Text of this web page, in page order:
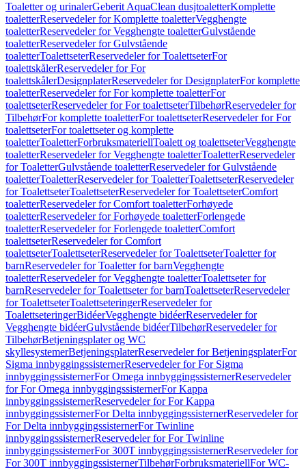
Toaletter og urinalerGeberit AquaClean dusjtoaletterKomplette
toaletterReservedeler for Komplette toaletterVegghengte
toaletterReservedeler for Vegghengte toaletterGulvstående
toaletterReservedeler for Gulvstående
toaletterToalettseterReservedeler for ToalettseterFor
toalettskålerReservedeler for For
toalettskålerDesignplaterReservedeler for DesignplaterFor komplette
toaletterReservedeler for For komplette toaletterFor
toalettseterReservedeler for For toalettseterTilbehørReservedeler for
TilbehørFor komplette toaletterFor toalettseterReservedeler for For
toalettseterFor toalettseter og komplette
toaletterToaletterForbruksmateriellToalett og toalettseterVegghengte
toaletterReservedeler for Vegghengte toaletterToaletterReservedeler
for ToaletterGulvstående toaletterReservedeler for Gulvstående
toaletterToaletterReservedeler for ToaletterToalettseterReservedeler
for ToalettseterToalettseterReservedeler for ToalettseterComfort
toaletterReservedeler for Comfort toaletterForhøyede
toaletterReservedeler for Forhøyede toaletterForlengede
toaletterReservedeler for Forlengede toaletterComfort
toalettseterReservedeler for Comfort
toalettseterToalettseterReservedeler for ToalettseterToaletter for
barnReservedeler for Toaletter for barnVegghengte
toaletterReservedeler for Vegghengte toaletterToalettseter for
barnReservedeler for Toalettseter for barnToalettseterReservedeler
for ToalettseterToalettseteringerReservedeler for
ToalettseteringerBidéerVegghengte bidéerReservedeler for
Vegghengte bidéerGulvstående bidéerTilbehørReservedeler for
TilbehørBetjeningsplater og WC
skyllesystemerBetjeningsplaterReservedeler for BetjeningsplaterFor
Sigma innbyggingssisternerReservedeler for For Sigma
innbyggingssisternerFor Omega innbyggingssisternerReservedeler
for For Omega innbyggingssisternerFor Kappa
innbyggingssisternerReservedeler for For Kappa
innbyggingssisternerFor Delta innbyggingssisternerReservedeler for
For Delta innbyggingssisternerFor Twinline
innbyggingssisternerReservedeler for For Twinline
innbyggingssisternerFor 300T innbyggingssisternerReservedeler for
For 300T innbyggingssisternerTilbehørForbruksmateriellFor WC-